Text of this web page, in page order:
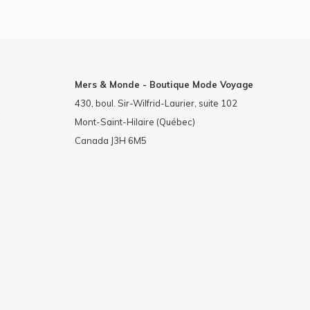
Mers & Monde - Boutique Mode Voyage
430, boul. Sir-Wilfrid-Laurier, suite 102
Mont-Saint-Hilaire (Québec)
Canada J3H 6M5